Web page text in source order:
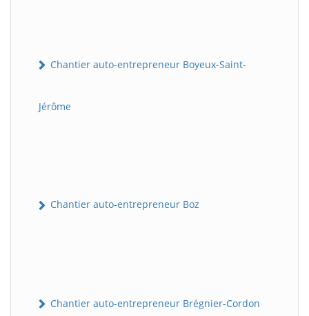
Chantier auto-entrepreneur Boyeux-Saint-
Jérôme
Chantier auto-entrepreneur Boz
Chantier auto-entrepreneur Brégnier-Cordon